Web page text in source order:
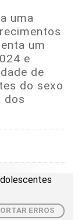
uma
um
e
de
do sexo
dos
ERROS